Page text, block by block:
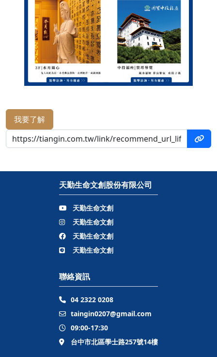
我要了解
天勤生命文創股份有限公司
天勤生命文創
天勤生命文創
天勤生命文創
天勤生命文創
聯絡資訊
04 2322 0208
taingin0207@gmail.com
09:00-17:30
台中市北區學士路257號14樓